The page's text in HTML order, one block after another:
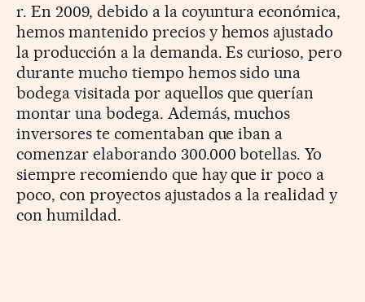
r. En 2009, debido a la coyuntura económica,
hemos mantenido precios y hemos ajustado
la producción a la demanda. Es curioso, pero
durante mucho tiempo hemos sido una
bodega visitada por aquellos que querían
montar una bodega. Además, muchos
inversores te comentaban que iban a
comenzar elaborando 300.000 botellas. Yo
siempre recomiendo que hay que ir poco a
poco, con proyectos ajustados a la realidad y
con humildad.